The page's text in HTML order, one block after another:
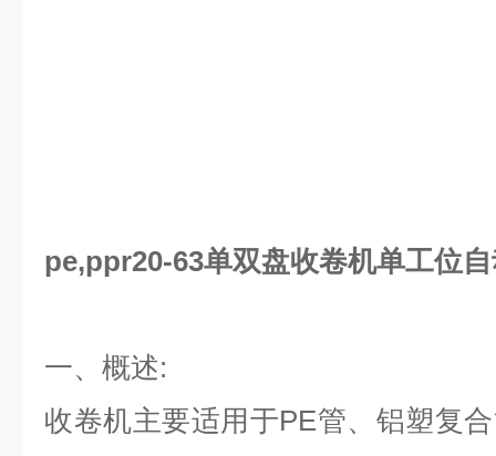
pe,ppr20-63单双盘收卷机单工位
一、概述:
收卷机主要适用于PE管、铝塑复